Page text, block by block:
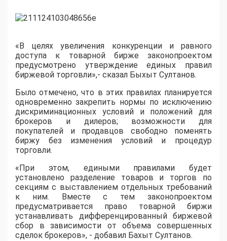
«В целях увеличения конкуренции и равного
доступа к товарной бирже законопроектом
предусмотрено утверждение единых правил
биржевой торговли»,- сказал Быхыт Султанов.
Было отмечено, что в этих правилах планируется
одновременно закрепить нормы по исключению
дискриминационных условий и положений для
брокеров и дилеров; возможности для
покупателей и продавцов свободно поменять
биржу без изменения условий и процедур
торговли.
«При этом, едиными правилами будет
установлено разделение товаров и торгов по
секциям с выставлением отдельных требований
к ним. Вместе с тем законопроектом
предусматривается право товарной биржи
устанавливать дифференцированный биржевой
сбор в зависимости от объема совершенных
сделок брокеров», - добавил Бахыт Султанов.